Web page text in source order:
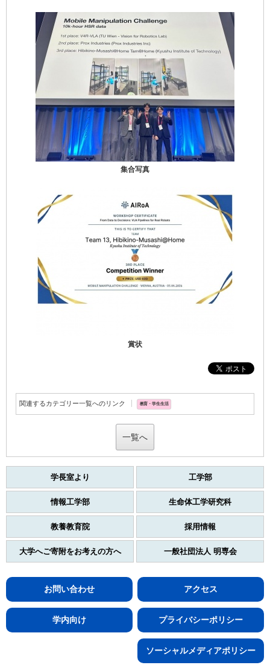
集合写真
賞状
関連するカテゴリー一覧へのリンク 教育・学生生活
一覧へ
学長室より 工学部
情報工学部 生命体工学研究科
教養教育院 採用情報
大学へご寄附をお考えの方へ 一般社団法人 明専会
アクセス
お問い合わせ
プライバシーポリシー
学内向け
ソーシャルメディアポリシー